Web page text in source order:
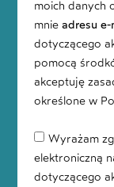
moich danych
mnie adresu e-
dotyczącego
pomocą
akceptuję
określone w
Wyrażam
elektroniczną
dotyczącego